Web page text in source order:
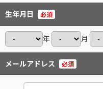
生年月日 必須
年 月
メールアドレス 必須